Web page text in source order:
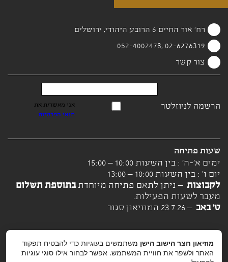
רח' אור החיים 6 הרובע היהודי, ירושלים
02-6276319 ,052-4002478
צור קשר
הרשמה לניוזלטר
אני מאשר/ת את
תנאי הפרטיות
שעות פתיחה
ימים א'-ה' : בין השעות 10:00 – 15:00
יום ו' : בין השעות 10:00 – 13:00
לקבוצות – ניתן לתאם פתיחה מיוחדתבתוספת תשלום
מעבר לשעות הפעילות.
ט' באב– 23.7.26 המוזיאון סגור
מוזיאון חצר הישוב הישן משתמשים בעוגיות כדי להבטיח תפקוד
האתר ולשפר את חוויית המשתמש. אפשר לבחור אילו סוגי עוגיות